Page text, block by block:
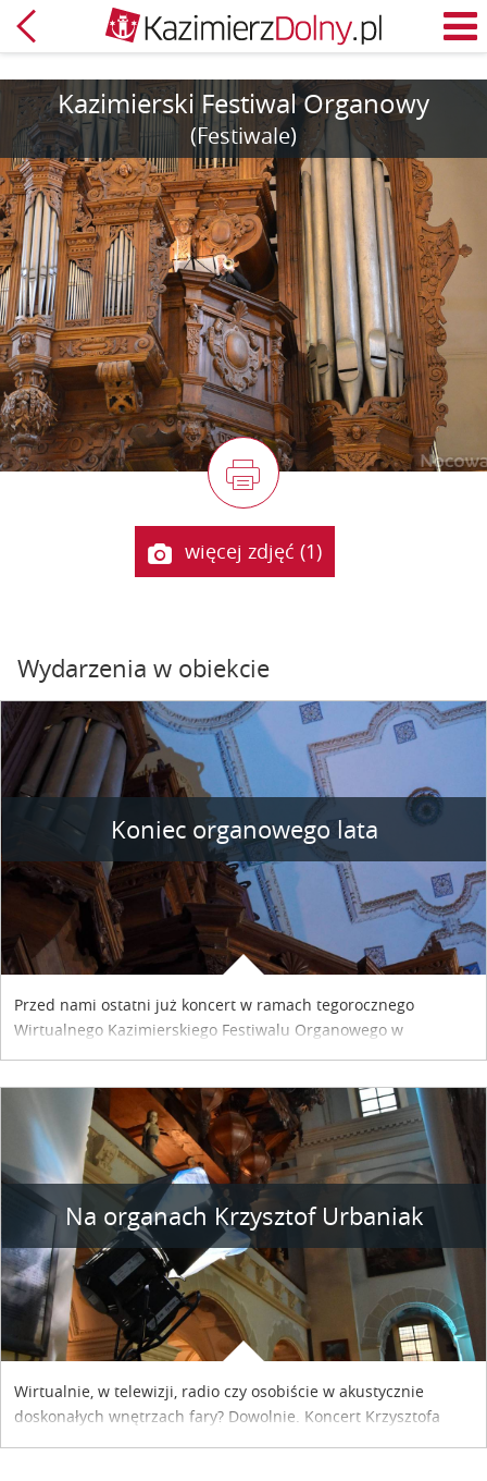
Powrót
Kazimierski Festiwal Organowy
(Festiwale)
więcej zdjęć (1)
Wydarzenia w obiekcie
Koniec organowego lata
Przed nami ostatni już koncert w ramach tegorocznego
Wirtualnego Kazimierskiego Festiwalu Organowego w
Kazimierzu Dolnym. W najbliższą sobotę przy najstarszych
Na organach Krzysztof Urbaniak
Wirtualnie, w telewizji, radio czy osobiście w akustycznie
doskonałych wnętrzach fary? Dowolnie. Koncert Krzysztofa